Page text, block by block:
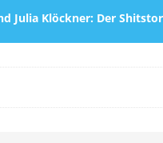
Julia Klöckner: Der